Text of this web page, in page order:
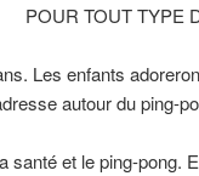
POUR TOUT TYPE
Les enfants
autour du ping-
santé et le ping-pong.